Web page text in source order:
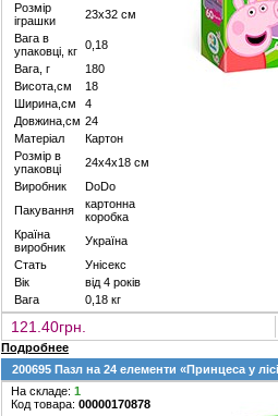
Розмір
іграшки
23х32 см
Вага в
упаковці, кг 0,18
Вага, г
180
Висота,см
18
Ширина,см
4
Довжина,см 24
Матеріал
Картон
Розмір в
упаковці
24х4х18 см
Виробник
DoDo
Пакування
картонна
коробка
Країна
виробник
Україна
Стать
Унісекс
Вік
від 4 років
Вага
0,18 кг
121.40грн.
Подробнее
200695 Пазл на 24 елементи «Принцеса у
На складе: 1
Код товара: 00000170878